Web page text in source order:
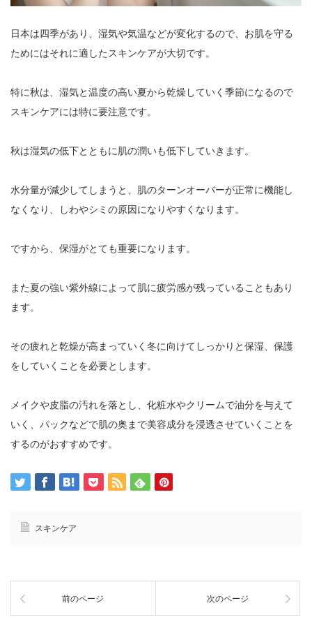
日本は四季があり、湿気や気温などが変化するので、お肌を守る
ためにはそれに適したスキンケアが大切です。
特に秋は、湿気と温度の高い夏から乾燥していく季節になるので
スキンケアには特に要注意です。
秋は湿気の低下とともに肌の潤いも低下していきます。
水分量が減少してしまうと、肌のターンオーバーが正常に機能し
なくなり、しわやシミの原因になりやすくなります。
ですから、保湿がとても重要になります。
また夏の強い紫外線によって肌に疲労感が残っていることもあり
ます。
その疲れと乾燥が高まっていく冬に向けてしっかりと保湿、保護
をしていくことを必要とします。
メイクや皮脂の汚れを落とし、化粧水やクリームで油分を与えて
いく、パックなどで肌の奥まで美容成分を浸透させていくことを
するのがおすすめです。
スキンケア
前のページ 次のページ